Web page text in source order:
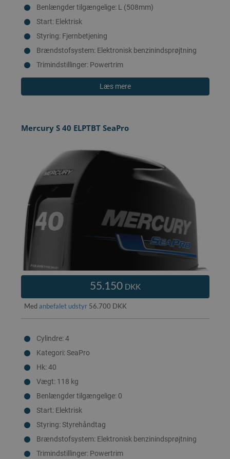
Benlængder tilgængelige: L (508mm)
Start: Elektrisk
Styring: Fjernbetjening
Brændstofsystem: Elektronisk benzinindsprøjtning
Trimindstillinger: Powertrim
Læs mere
Mercury S 40 ELPTBT SeaPro
55.150 DKK
Med anbefalet udstyr56.700 DKK
Cylindre: 4
Kategori: SeaPro
Hk: 40
Vægt: 118 kg
Benlængder tilgængelige: 0
Start: Elektrisk
Styring: Styrehåndtag
Brændstofsystem: Elektronisk benzinindsprøjtning
Trimindstillinger: Powertrim